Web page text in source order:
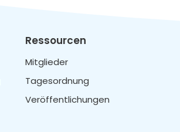
Ressourcen
Mitglieder
Tagesordnung
Veröffentlichungen